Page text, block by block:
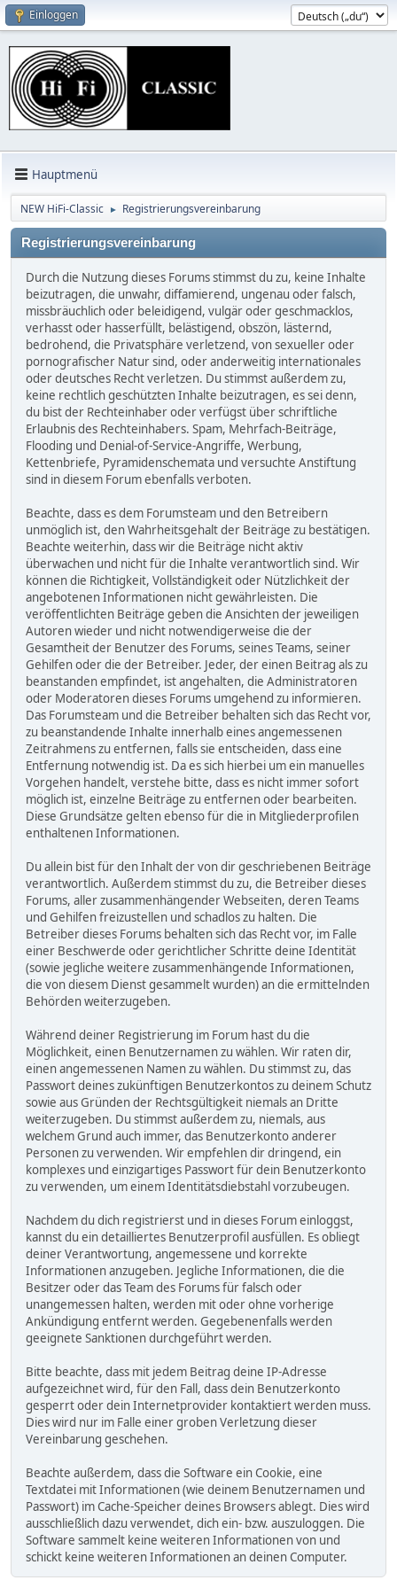
Einloggen
Hauptmenü
NEW HiFi-Classic ► Registrierungsvereinbarung
Registrierungsvereinbarung
Durch die Nutzung dieses Forums stimmst du zu, keine Inhalte
beizutragen, die unwahr, diffamierend, ungenau oder falsch,
missbräuchlich oder beleidigend, vulgär oder geschmacklos,
verhasst oder hasserfüllt, belästigend, obszön, lästernd,
bedrohend, die Privatsphäre verletzend, von sexueller oder
pornografischer Natur sind, oder anderweitig internationales
oder deutsches Recht verletzen. Du stimmst außerdem zu,
keine rechtlich geschützten Inhalte beizutragen, es sei denn,
du bist der Rechteinhaber oder verfügst über schriftliche
Erlaubnis des Rechteinhabers. Spam, Mehrfach-Beiträge,
Flooding und Denial-of-Service-Angriffe, Werbung,
Kettenbriefe, Pyramidenschemata und versuchte Anstiftung
sind in diesem Forum ebenfalls verboten.
Beachte, dass es dem Forumsteam und den Betreibern
unmöglich ist, den Wahrheitsgehalt der Beiträge zu bestätigen.
Beachte weiterhin, dass wir die Beiträge nicht aktiv
überwachen und nicht für die Inhalte verantwortlich sind. Wir
können die Richtigkeit, Vollständigkeit oder Nützlichkeit der
angebotenen Informationen nicht gewährleisten. Die
veröffentlichten Beiträge geben die Ansichten der jeweiligen
Autoren wieder und nicht notwendigerweise die der
Gesamtheit der Benutzer des Forums, seines Teams, seiner
Gehilfen oder die der Betreiber. Jeder, der einen Beitrag als zu
beanstanden empfindet, ist angehalten, die Administratoren
oder Moderatoren dieses Forums umgehend zu informieren.
Das Forumsteam und die Betreiber behalten sich das Recht vor,
zu beanstandende Inhalte innerhalb eines angemessenen
Zeitrahmens zu entfernen, falls sie entscheiden, dass eine
Entfernung notwendig ist. Da es sich hierbei um ein manuelles
Vorgehen handelt, verstehe bitte, dass es nicht immer sofort
möglich ist, einzelne Beiträge zu entfernen oder bearbeiten.
Diese Grundsätze gelten ebenso für die in Mitgliederprofilen
enthaltenen Informationen.
Du allein bist für den Inhalt der von dir geschriebenen Beiträge
verantwortlich. Außerdem stimmst du zu, die Betreiber dieses
Forums, aller zusammenhängender Webseiten, deren Teams
und Gehilfen freizustellen und schadlos zu halten. Die
Betreiber dieses Forums behalten sich das Recht vor, im Falle
einer Beschwerde oder gerichtlicher Schritte deine Identität
(sowie jegliche weitere zusammenhängende Informationen,
die von diesem Dienst gesammelt wurden) an die ermittelnden
Behörden weiterzugeben.
Während deiner Registrierung im Forum hast du die
Möglichkeit, einen Benutzernamen zu wählen. Wir raten dir,
einen angemessenen Namen zu wählen. Du stimmst zu, das
Passwort deines zukünftigen Benutzerkontos zu deinem Schutz
sowie aus Gründen der Rechtsgültigkeit niemals an Dritte
weiterzugeben. Du stimmst außerdem zu, niemals, aus
welchem Grund auch immer, das Benutzerkonto anderer
Personen zu verwenden. Wir empfehlen dir dringend, ein
komplexes und einzigartiges Passwort für dein Benutzerkonto
zu verwenden, um einem Identitätsdiebstahl vorzubeugen.
Nachdem du dich registrierst und in dieses Forum einloggst,
kannst du ein detailliertes Benutzerprofil ausfüllen. Es obliegt
deiner Verantwortung, angemessene und korrekte
Informationen anzugeben. Jegliche Informationen, die die
Besitzer oder das Team des Forums für falsch oder
unangemessen halten, werden mit oder ohne vorherige
Ankündigung entfernt werden. Gegebenenfalls werden
geeignete Sanktionen durchgeführt werden.
Bitte beachte, dass mit jedem Beitrag deine IP-Adresse
aufgezeichnet wird, für den Fall, dass dein Benutzerkonto
gesperrt oder dein Internetprovider kontaktiert werden muss.
Dies wird nur im Falle einer groben Verletzung dieser
Vereinbarung geschehen.
Beachte außerdem, dass die Software ein Cookie, eine
Textdatei mit Informationen (wie deinem Benutzernamen und
Passwort) im Cache-Speicher deines Browsers ablegt. Dies wird
ausschließlich dazu verwendet, dich ein- bzw. auszuloggen. Die
Software sammelt keine weiteren Informationen von und
schickt keine weiteren Informationen an deinen Computer.